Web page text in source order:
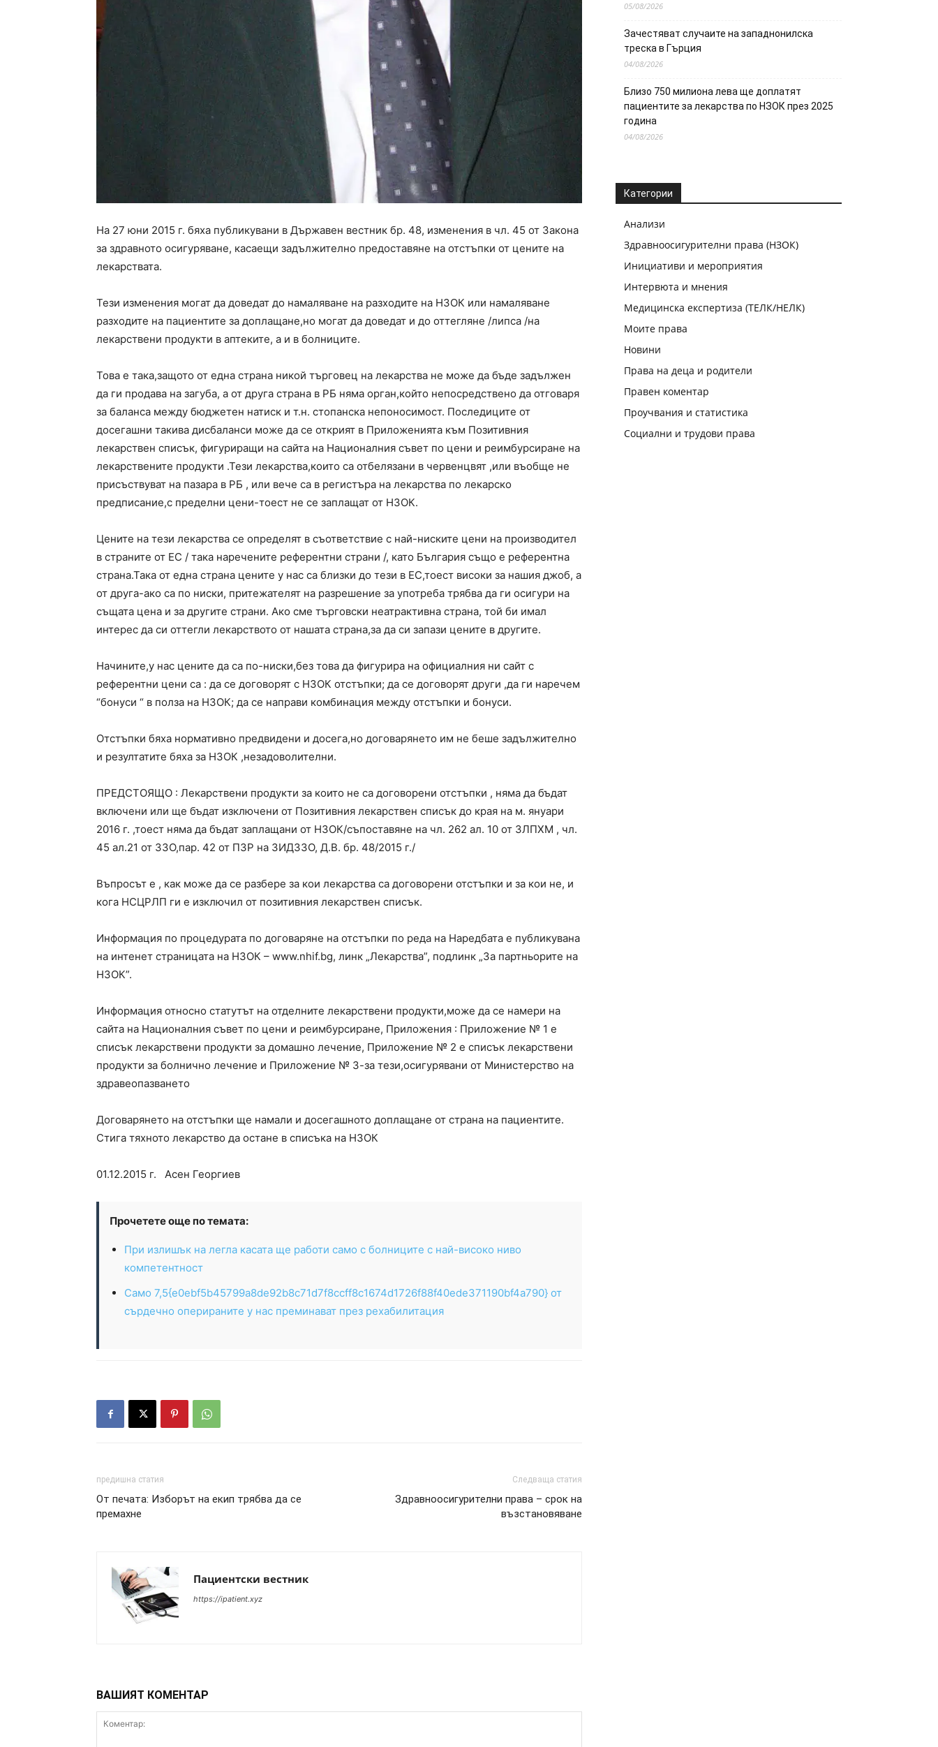
На 27 юни 2015 г. бяха публикувани в Държавен вестник бр. 48, изменения в чл. 45 от Закона
за здравното осигуряване, касаещи задължително предоставяне на отстъпки от цените на
лекарствата.
Тези изменения могат да доведат до намаляване на разходите на НЗОК или намаляване
разходите на пациентите за доплащане,но могат да доведат и до оттегляне /липса /на
лекарствени продукти в аптеките, а и в болниците.
Това е така,защото от една страна никой търговец на лекарства не може да бъде задължен
да ги продава на загуба, а от друга страна в РБ няма орган,който непосредствено да отговаря
за баланса между бюджетен натиск и т.н. стопанска непоносимост. Последиците от
досегашни такива дисбаланси може да се открият в Приложенията към Позитивния
лекарствен списък, фигуриращи на сайта на Националния съвет по цени и реимбурсиране на
лекарствените продукти .Тези лекарства,които са отбелязани в червенцвят ,или въобще не
присъствуват на пазара в РБ , или вече са в регистъра на лекарства по лекарско
предписание,с пределни цени-тоест не се заплащат от НЗОК.
Цените на тези лекарства се определят в съответствие с най-ниските цени на производител
в страните от ЕС / така наречените референтни страни /, като България също е референтна
страна.Така от една страна цените у нас са близки до тези в ЕС,тоест високи за нашия джоб, а
от друга-ако са по ниски, притежателят на разрешение за употреба трябва да ги осигури на
същата цена и за другите страни. Ако сме търговски неатрактивна страна, той би имал
интерес да си оттегли лекарството от нашата страна,за да си запази цените в другите.
Начините,у нас цените да са по-ниски,без това да фигурира на официалния ни сайт с
референтни цени са : да се договорят с НЗОК отстъпки; да се договорят други ,да ги наречем
“бонуси “ в полза на НЗОК; да се направи комбинация между отстъпки и бонуси.
Отстъпки бяха нормативно предвидени и досега,но договарянето им не беше задължително
и резултатите бяха за НЗОК ,незадоволителни.
ПРЕДСТОЯЩО : Лекарствени продукти за които не са договорени отстъпки , няма да бъдат
включени или ще бъдат изключени от Позитивния лекарствен списък до края на м. януари
2016 г. ,тоест няма да бъдат заплащани от НЗОК/съпоставяне на чл. 262 ал. 10 от ЗЛПХМ , чл.
45 ал.21 от ЗЗО,пар. 42 от ПЗР на ЗИДЗЗО, Д.В. бр. 48/2015 г./
Въпросът е , как може да се разбере за кои лекарства са договорени отстъпки и за кои не, и
кога НСЦРЛП ги е изключил от позитивния лекарствен списък.
Информация по процедурата по договаряне на отстъпки по реда на Наредбата е публикувана
на интенет страницата на НЗОК – www.nhif.bg, линк „Лекарства”, подлинк „За партньорите на
НЗОК”.
Информация относно статутът на отделните лекарствени продукти,може да се намери на
сайта на Националния съвет по цени и реимбурсиране, Приложения : Приложение № 1 е
списък лекарствени продукти за домашно лечение, Приложение № 2 е списък лекарствени
продукти за болнично лечение и Приложение № 3-за тези,осигурявани от Министерство на
здравеопазването
Договарянето на отстъпки ще намали и досегашното доплащане от страна на пациентите.
Стига тяхното лекарство да остане в списъка на НЗОК
01.12.2015 г. Асен Георгиев
Прочетете още по темата:
При излишък на легла касата ще работи само с болниците с най-високо ниво
компетентност
Само 7,5{e0ebf5b45799a8de92b8c71d7f8ccff8c1674d1726f88f40ede371190bf4a790} от
сърдечно оперираните у нас преминават през рехабилитация
предишна статия
От печата: Изборът на екип трябва да се
премахне
Следваща статия
Здравноосигурителни права – срок на
възстановяване
Пациентски вестник
https://ipatient.xyz
ВАШИЯТ КОМЕНТАР
05/08/2026
Зачестяват случаите на западнонилска
треска в Гърция
04/08/2026
Близо 750 милиона лева ще доплатят
пациентите за лекарства по НЗОК през 2025
година
04/08/2026
Категории
Анализи
Здравноосигурителни права (НЗОК)
Инициативи и мероприятия
Интервюта и мнения
Медицинска експертиза (ТЕЛК/НЕЛК)
Моите права
Новини
Права на деца и родители
Правен коментар
Проучвания и статистика
Социални и трудови права